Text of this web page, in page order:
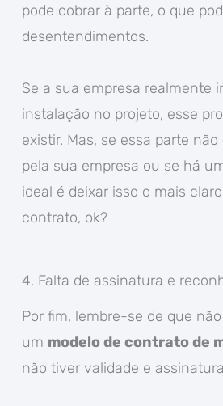
pode cobrar à parte, o que
desentendimentos.
Se a sua empresa realmente
instalação no projeto, esse
existir. Mas, se essa parte
pela sua empresa ou se há
ideal é deixar isso o mais
contrato, ok?
4. Falta de assinatura e
Por fim, lembre-se de que
um modelo de contrato de
não tiver validade e